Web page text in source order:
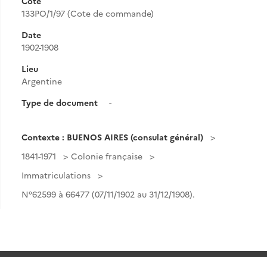
133PO/1/97 (Cote de commande)
Date
1902-1908
Lieu
Argentine
Type de document
-
Contexte : BUENOS AIRES (consulat général)
1841-1971
Colonie française
Immatriculations
N°62599 à 66477 (07/11/1902 au 31/12/1908).